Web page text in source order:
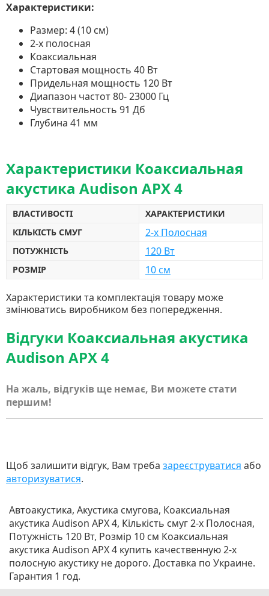
Характеристики:
Размер: 4 (10 см)
2-х полосная
Коаксиальная
Стартовая мощность 40 Вт
Придельная мощность 120 Вт
Диапазон частот 80- 23000 Гц
Чувствительность 91 Дб
Глубина 41 мм
Характеристики Коаксиальная
акустика Audison APX 4
ВЛАСТИВОСТІ
ХАРАКТЕРИСТИКИ
КІЛЬКІСТЬ СМУГ
2-x Полосная
ПОТУЖНІСТЬ 120 Вт
РОЗМІР 10 см
Характеристики та комплектація товару може
змінюватись виробником без попередження.
Відгуки Коаксиальная акустика
Audison APX 4
На жаль, відгуків ще немає, Ви можете стати
першим!
Щоб залишити відгук, Вам треба зареєструватися або
авторизуватися.
Автоакустика, Акустика смугова, Коаксиальная
акустика Audison APX 4, Кількість смуг 2-x Полосная,
Потужність 120 Вт, Розмір 10 см Коаксиальная
акустика Audison APX 4 купить качественную 2-х
полосную акустику не дорого. Доставка по Украине.
Гарантия 1 год.